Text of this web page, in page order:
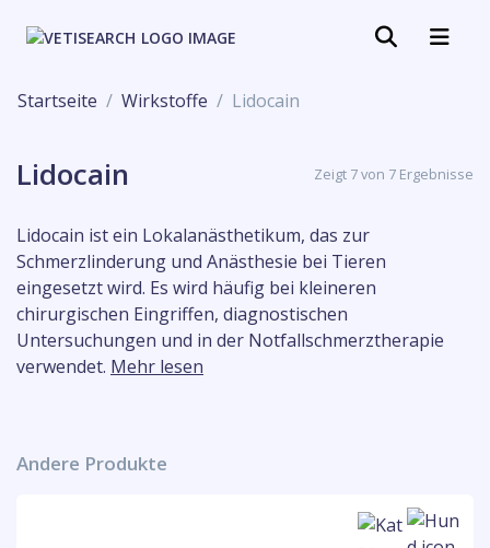
Startseite Wirkstoffe Lidocain
Lidocain Zeigt 7 von 7 Ergebnisse
Lidocain ist ein Lokalanästhetikum, das zur
Schmerzlinderung und Anästhesie bei Tieren
eingesetzt wird. Es wird häufig bei kleineren
chirurgischen Eingriffen, diagnostischen
Untersuchungen und in der Notfallschmerztherapie
verwendet. Mehr lesen
Andere Produkte